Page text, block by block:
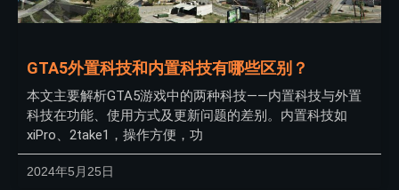
GTA5外置科技和内置科技有哪些区别？
本文主要解析GTA5游戏中的两种科技——内置科技与外置
科技在功能、使用方式及更新问题的差别。内置科技如
xiPro、2take1，操作方便，功
2024年5月25日